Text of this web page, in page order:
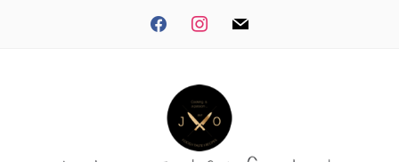
facebookinstagrammail